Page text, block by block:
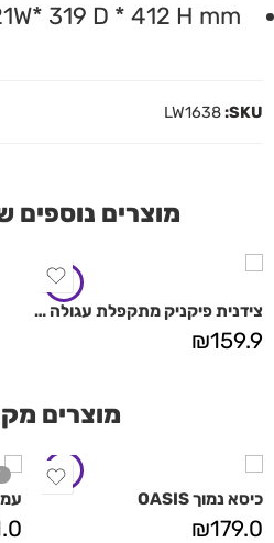
319 D * 412 H mm
SKU:
LW1638
מוצרים נוספים
צידנית פיקניק מתקפלת עגולה מבית AZTEC
₪159.9
מוצרים
כיסא נמוך OASIS
₪179.0